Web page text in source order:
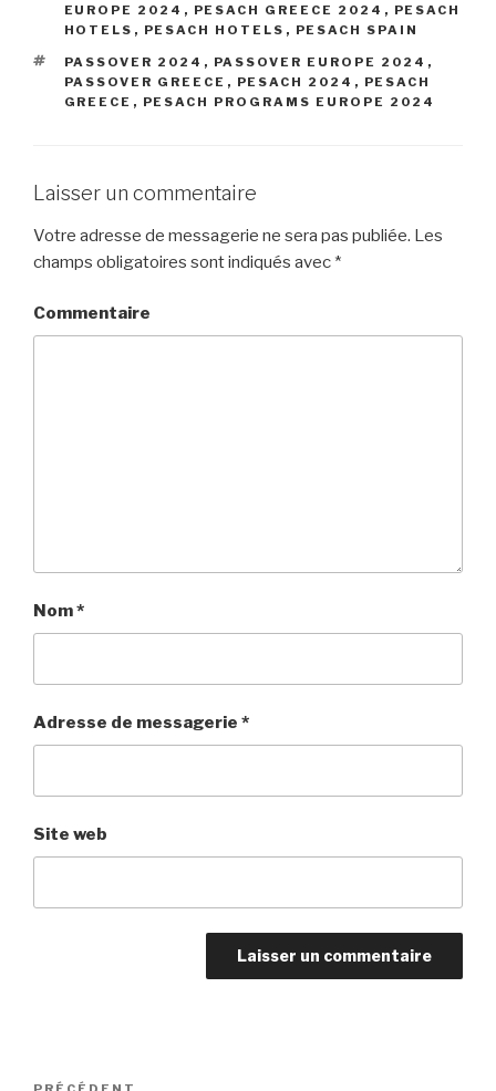
EUROPE 2024 , PESACH GREECE 2024 , PESACH
HOTELS , PESACH HOTELS , PESACH SPAIN
ÉTIQUETTES
PASSOVER 2024 , PASSOVER EUROPE 2024 ,
PASSOVER GREECE , PESACH 2024 , PESACH
GREECE , PESACH PROGRAMS EUROPE 2024
Laisser un commentaire
Votre adresse de messagerie ne sera pas publiée. Les
champs obligatoires sont indiqués avec *
Commentaire
Nom*
Adresse de messagerie *
Site web
Navigation